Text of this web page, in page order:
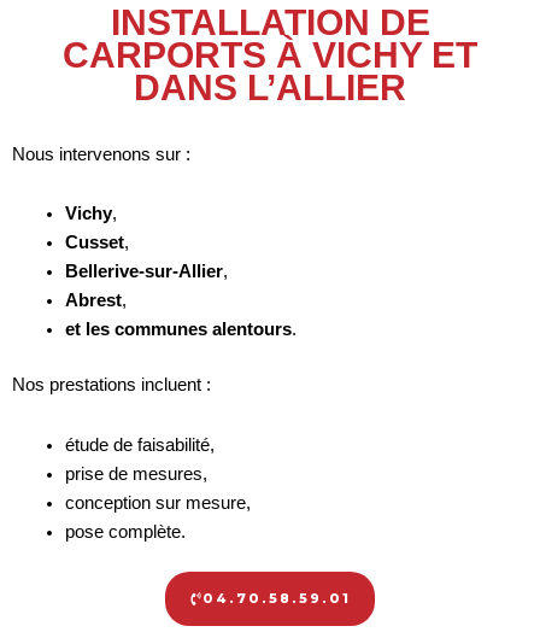
INSTALLATION DE
CARPORTS À VICHY ET
DANS L’ALLIER
Nous intervenons sur :
Vichy,
Cusset,
Bellerive-sur-Allier,
Abrest,
et les communes alentours.
Nos prestations incluent :
étude de faisabilité,
prise de mesures,
conception sur mesure,
pose complète.
04.70.58.59.01